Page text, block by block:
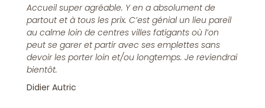
Accueil super agréable. Y en a absolument de
partout et à tous les prix. C’est génial un lieu pareil
au calme loin de centres villes fatigants où l’on
peut se garer et partir avec ses emplettes sans
devoir les porter loin et/ou longtemps. Je reviendrai
bientôt.
Didier Autric